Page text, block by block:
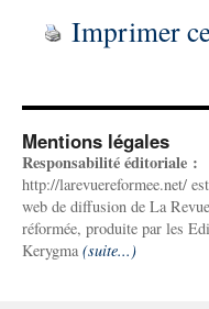
Imprimer
Mentions légales
Responsabilité éditoriale :
http://larevuereformee.net/
web de diffusion de La Revue
réformée, produite par les
Kerygma (suite...)